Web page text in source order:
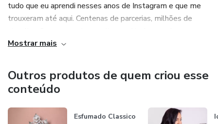
tudo que eu aprendi nesses anos de Instagram e que me
trouxeram até aqui. Centenas de parcerias, milhões de
Instagram como forma de ganhar dinheiro. Vem comigo!
Qualquer referência ao desempenho de uma estratégia não
deve ser interpretada como uma garantia de resultados”
Mostrar mais
Outros produtos de quem criou esse
conteúdo
Esfumado Classico